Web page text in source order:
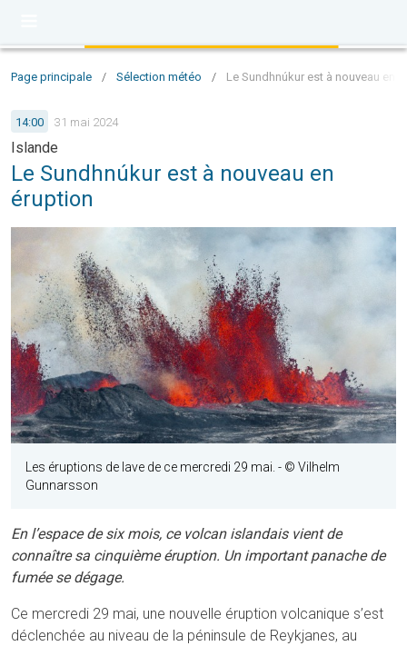
Page principale / Sélection météo / Le Sundhnúkur est à nouveau en
14:00 31 mai 2024
Islande
Le Sundhnúkur est à nouveau en
éruption
Les éruptions de lave de ce mercredi 29 mai. - © Vilhelm
Gunnarsson
En l’espace de six mois, ce volcan islandais vient de
connaître sa cinquième éruption. Un important panache de
fumée se dégage.
Ce mercredi 29 mai, une nouvelle éruption volcanique s’est
déclenchée au niveau de la péninsule de Reykjanes, au